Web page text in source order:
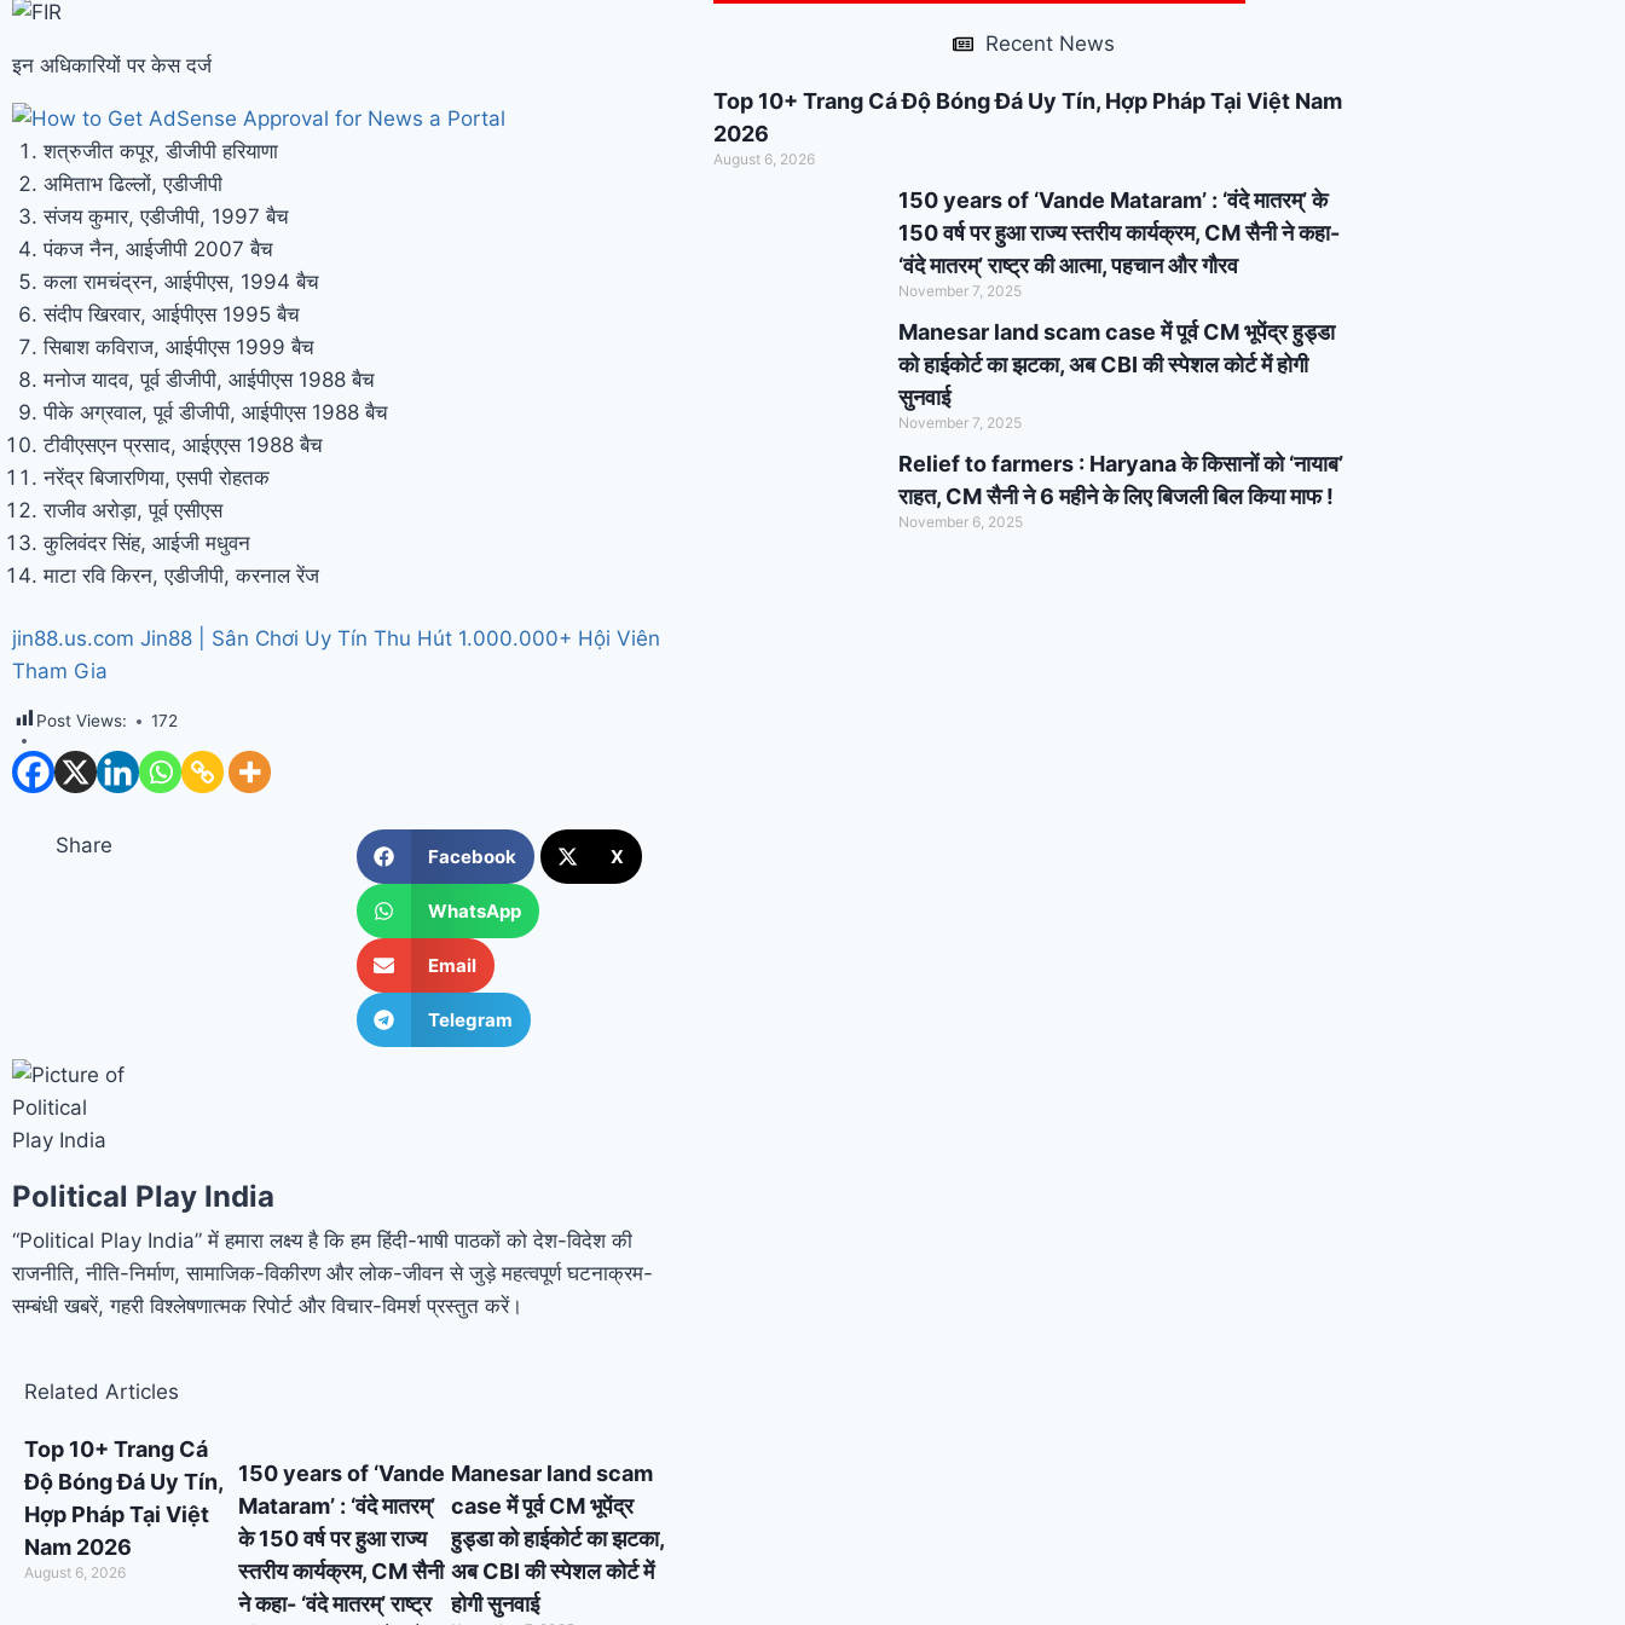
सम्मान और सहारा ! PM
Modi’s Haryana visit
इन अधिकारियों पर केस दर्ज
शत्रुजीत कपूर, डीजीपी हरियाणा
अमिताभ ढिल्लों, एडीजीपी
संजय कुमार, एडीजीपी, 1997 बैच
पंकज नैन, आईजीपी 2007 बैच
कला रामचंद्रन, आईपीएस, 1994 बैच
संदीप खिरवार, आईपीएस 1995 बैच
सिबाश कविराज, आईपीएस 1999 बैच
मनोज यादव, पूर्व डीजीपी, आईपीएस 1988 बैच
पीके अग्रवाल, पूर्व डीजीपी, आईपीएस 1988 बैच
टीवीएसएन प्रसाद, आईएएस 1988 बैच
नरेंद्र बिजारणिया, एसपी रोहतक
राजीव अरोड़ा, पूर्व एसीएस
कुलिवंदर सिंह, आईजी मधुवन
माटा रवि किरन, एडीजीपी, करनाल रेंज
jin88.us.com Jin88 | Sân Chơi Uy Tín Thu Hút 1.000.000+ Hội Viên
Tham Gia
Post Views: 172
Share Facebook X
WhatsApp
Email
Telegram
Political Play India
“Political Play India” में हमारा लक्ष्य है कि हम हिंदी-भाषी पाठकों को देश-विदेश की
राजनीति, नीति-निर्माण, सामाजिक-विकीरण और लोक-जीवन से जुड़े महत्वपूर्ण घटनाक्रम-
सम्बंधी खबरें, गहरी विश्लेषणात्मक रिपोर्ट और विचार-विमर्श प्रस्तुत करें।
Related Articles
Top 10+ Trang Cá
Độ Bóng Đá Uy Tín,
Hợp Pháp Tại Việt
Nam 2026
August 6, 2026
150 years of ‘Vande
Mataram’ : ‘वंदे मातरम्’
के 150 वर्ष पर हुआ राज्य
स्तरीय कार्यक्रम, CM सैनी
ने कहा- ‘वंदे मातरम्’ राष्ट्र
Manesar land scam
case में पूर्व CM भूपेंद्र
हुड्डा को हाईकोर्ट का झटका,
अब CBI की स्पेशल कोर्ट में
होगी सुनवाई
Recent News
Top 10+ Trang Cá Độ Bóng Đá Uy Tín, Hợp Pháp Tại Việt Nam
2026
August 6, 2026
150 years of ‘Vande Mataram’ : ‘वंदे मातरम्’ के
150 वर्ष पर हुआ राज्य स्तरीय कार्यक्रम, CM सैनी ने कहा-
‘वंदे मातरम्’ राष्ट्र की आत्मा, पहचान और गौरव
November 7, 2025
Manesar land scam case में पूर्व CM भूपेंद्र हुड्डा
को हाईकोर्ट का झटका, अब CBI की स्पेशल कोर्ट में होगी
सुनवाई
November 7, 2025
Relief to farmers : Haryana के किसानों को ‘नायाब’
राहत, CM सैनी ने 6 महीने के लिए बिजली बिल किया माफ !
November 6, 2025